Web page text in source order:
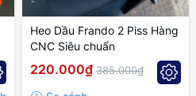
Heo Dầu Frando 2 Piss Hàng
CNC Siêu chuẩn
220.000₫ 385.000₫